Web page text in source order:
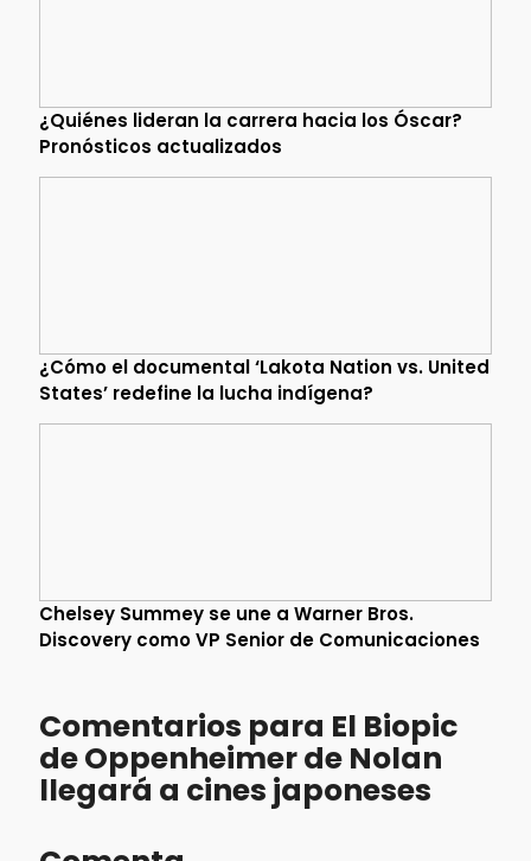
¿Quiénes lideran la carrera hacia los Óscar?
Pronósticos actualizados
¿Cómo el documental ‘Lakota Nation vs. United
States’ redefine la lucha indígena?
Chelsey Summey se une a Warner Bros.
Discovery como VP Senior de Comunicaciones
Comentarios para El Biopic
de Oppenheimer de Nolan
llegará a cines japoneses